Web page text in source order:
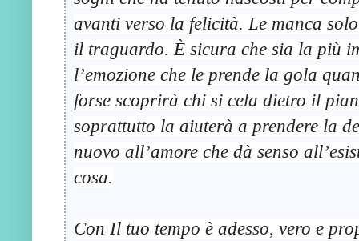
avanti verso la felicità. Le manca
il traguardo. È sicura che sia la più
l’emozione che le prende la gola
forse scoprirà chi si cela dietro il
soprattutto la aiuterà a prendere la
nuovo all’amore che dà senso
cosa.
Con Il tuo tempo è adesso, vero e